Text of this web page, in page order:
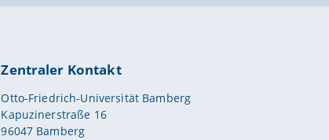
Zentraler Kontakt
Otto-Friedrich-Universität Bamberg
Kapuzinerstraße 16
96047 Bamberg